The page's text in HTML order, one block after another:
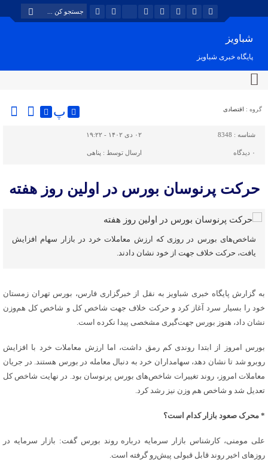
شباویز
پایگاه خبری شباویز
گروه : اقتصادی پ
شناسه : 8348 ۰۲ دی ۱۴۰۲ - ۱۹:۲۲
۰ دیدگاه ارسال توسط : پناهی
حرکت پرنوسان بورس در اولین روز هفته
شاخص‌های بورس در روزی که ارزش معاملات خرد در بازار سهام افزایش
یافت، حرکت خلاف جهت از خود نشان دادند.
به گزارش پایگاه خبری شباویز به نقل از خبرگزاری فارس، بورس تهران زمستان
خود را بسیار سرد آغاز کرد و حرکت خلاف جهت شاخص کل و شاخص کل هم‌وزن
نشان داد، هنوز بورس جهت‌گیری مشخصی پیدا نکرده است.
بورس امروز از ابتدا روندی کم رمق داشت، اما ارزش معاملات خرد با افزایش
روبرو شد تا نشان دهد، سهامداران خرد به دنبال معامله در بورس هستند. در جریان
معاملات امروز، روند تغییرات شاخص‌های بورس پرنوسان بود. در نهایت شاخص کل
تعدیل شد و شاخص هم وزن نیز رشد کرد.
* محرک صعود بازار کدام است؟
علی مومنی، کارشناس بازار سرمایه درباره روند بورس گفت: بازار سرمایه در
روزهای اخیر روند قابل قبولی پیش‌رو گرفته است.